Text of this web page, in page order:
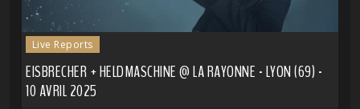
Live Reports
EISBRECHER + HELDMASCHINE @ LA RAYONNE - LYON (69) -
10 AVRIL 2025